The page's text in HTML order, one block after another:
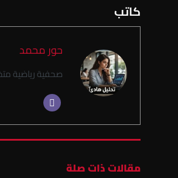
كاتب
حور محمد
صحفية رياضية
مقالات ذات صلة